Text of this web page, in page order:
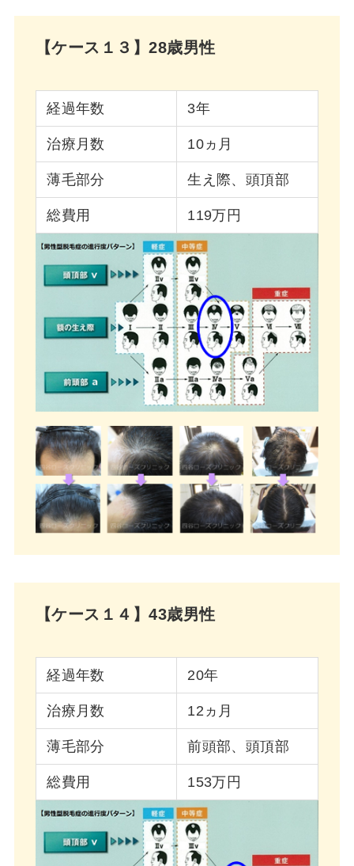
【ケース１３】28歳男性
経過年数 3年
治療月数 10ヵ月
薄毛部分 生え際、頭頂部
総費用 119万円
【ケース１４】43歳男性
経過年数 20年
治療月数 12ヵ月
薄毛部分 前頭部、頭頂部
総費用 153万円